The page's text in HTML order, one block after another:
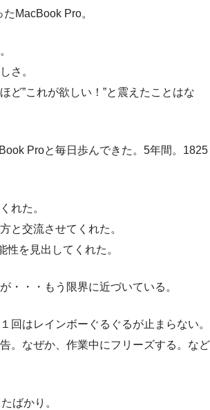
MacBook Pro。
さ。
ど”これが欲しい！”と震えたことはな
Proと毎日歩んできた。5年間。1825
れた。
と交流させてくれた。
性を見出してくれた。
・・・もう限界に近づいている。
回はレインボーぐるぐるが止まらない。
。なぜか、作業中にフリーズする。など
ばかり。